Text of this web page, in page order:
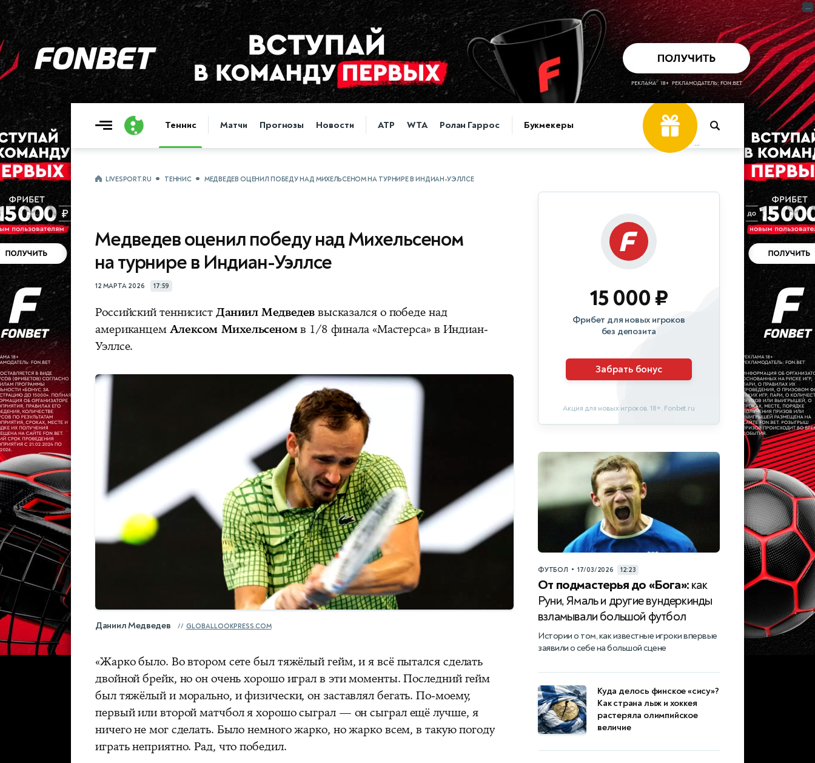
Теннис Матчи Прогнозы Новости ATP WTA Ролан Гаррос Букмекеры
...
LIVESPORT.RU ТЕННИС МЕДВЕДЕВ ОЦЕНИЛ ПОБЕДУ НАД МИХЕЛЬСЕНОМ НА ТУРНИРЕ В ИНДИАН-УЭЛЛСЕ
Медведев оценил победу над Михельсеном
на турнире в Индиан-Уэллсе
12 МАРТА 2026 17:59
Российский теннисистДаниил Медведеввысказался о победе над
американцемАлексом Михельсеномв 1/8 финала «Мастерса» в Индиан-
Уэллсе.
Даниил Медведев GLOBALLOOKPRESS.COM
«Жарко было. Во втором сете был тяжёлый гейм, и я всё пытался сделать
двойной брейк, но он очень хорошо играл в эти моменты. Последний гейм
был тяжёлый и морально, и физически, он заставлял бегать. По-моему,
первый или второй матчбол я хорошо сыграл — он сыграл ещё лучше, я
ничего не мог сделать. Было немного жарко, но жарко всем, в такую погоду
играть неприятно. Рад, что победил.
15 000 ₽
Фрибет для новых игроков
без депозита
Забрать бонус
Акция для новых игроков. 18+. Fonbet.ru
ФУТБОЛ • 17/03/2026 12:23
От подмастерья до «Бога»: как
Руни, Ямаль и другие вундеркинды
взламывали большой футбол
Истории о том, как известные игроки впервые
заявили о себе на большой сцене
Куда делось финское «сису»?
Как страна лыж и хоккея
растеряла олимпийское
величие
...